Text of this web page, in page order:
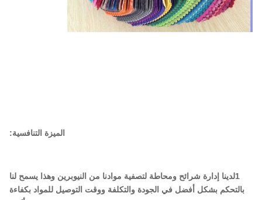
الميزة التنافسية:
1لدينا إدارة شرائح ومحاطة لتصفية موادنا من النيوبرين وهذا يسمح لنا
بالتحكم بشكل أفضل في الجودة والتكلفة ووقت التوصيل للمواد بكفاءة